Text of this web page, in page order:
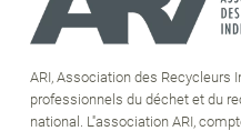
ARI, Association des Recycleurs
professionnels du déchet et du
national. L''association ARI,